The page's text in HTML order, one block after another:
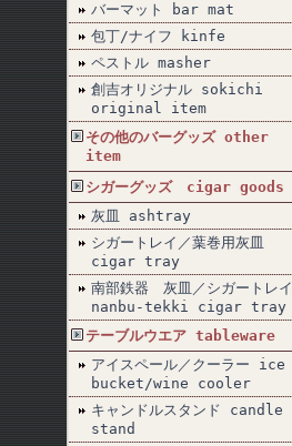
バーマット bar mat
包丁/ナイフ kinfe
ペストル masher
創吉オリジナル sokichi
original item
その他のバーグッズ other
item
シガーグッズ cigar goods
灰皿 ashtray
シガートレイ／葉巻用灰皿
cigar tray
南部鉄器 灰皿／シガートレイ
nanbu-tekki cigar tray
テーブルウエア tableware
アイスペール／クーラー ice
bucket/wine cooler
キャンドルスタンド candle
stand